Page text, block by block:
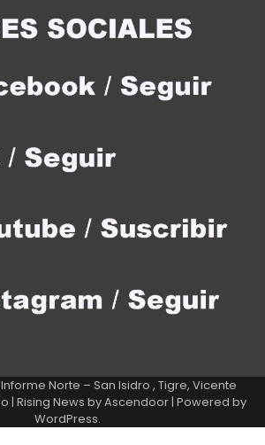
Informe Norte – San Isidro , Tigre, Vicente
| Rising News byAscendoor| Powered by
WordPress.